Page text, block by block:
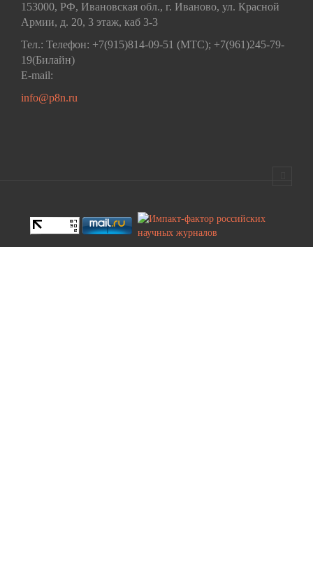
153000, РФ, Ивановская обл., г. Иваново, ул. Красной
Армии, д. 20, 3 этаж, каб 3-3
Тел.: Телефон: +7(915)814-09-51 (МТС); +7(961)245-79-
19(Билайн)
E-mail:
info@p8n.ru